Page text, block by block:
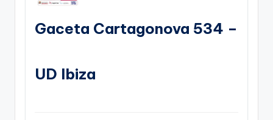
Gaceta Cartagonova 534 –
UD Ibiza